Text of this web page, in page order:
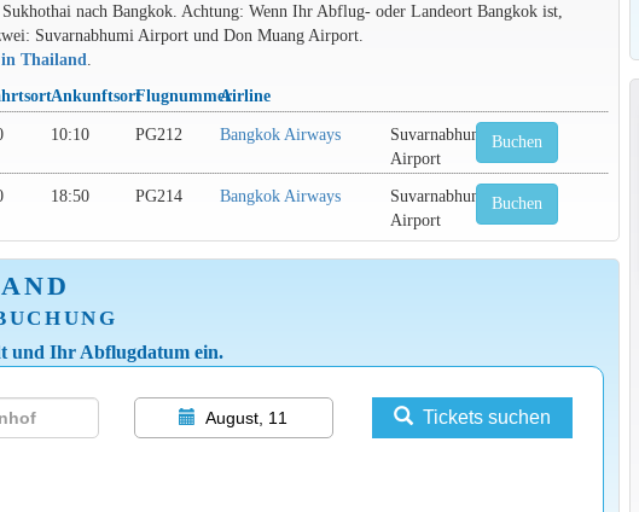
nach Bangkok. Achtung: Wenn Ihr Abflug- oder Landeort Bangkok ist,
Suvarnabhumi Airport und Don Muang Airport.
in Thailand.
AnkunftsortFlugnummerAirline
10:10 PG212 Bangkok Airways
Suvarnabhumi
Airport
Buchen
18:50 PG214 Bangkok Airways
Suvarnabhumi
Airport
Buchen
und Ihr Abflugdatum ein.
August, 11 Tickets suchen